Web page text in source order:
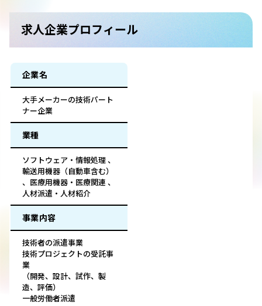
求人企業プロフィール
企業名
大手メーカーの技術パート
ナー企業
業種
ソフトウェア・情報処理 、
輸送用機器（自動車含む）
、医療用機器・医療関連 、
人材派遣・人材紹介
事業内容
技術者の派遣事業
技術プロジェクトの受託事
業
（開発、設計、試作、製
造、評価）
一般労働者派遣